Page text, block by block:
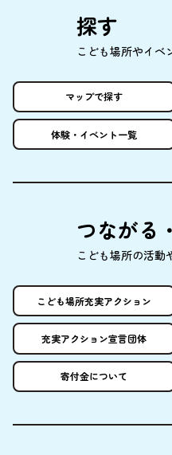
探す
こども場所やイベ
マップで探す
体験 ・イベント一覧
つながる・
こども場所の活動
こども場所充実アクション
充実アクション宣言団体
寄付金について